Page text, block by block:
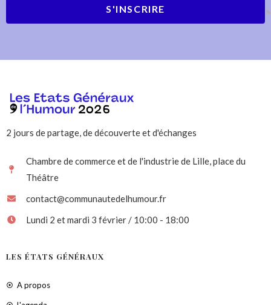
S'INSCRIRE
2 jours de partage, de découverte et d'échanges
Chambre de commerce et de l'industrie de Lille, place du
Théâtre
contact@communautedelhumour.fr
Lundi 2 et mardi 3 février / 10:00 - 18:00
LES ÉTATS GÉNÉRAUX
A propos